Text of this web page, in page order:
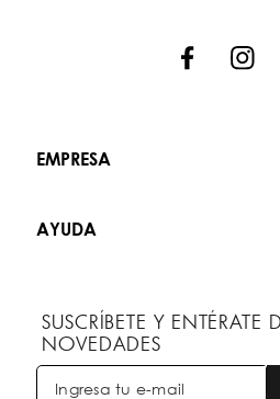
EMPRESA
AYUDA
SUSCRÍBETE Y ENTÉRATE
NOVEDADES